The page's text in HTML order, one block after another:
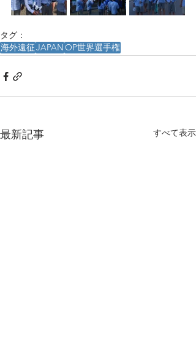
タグ：
海外遠征JAPANOP世界選手権
最新記事 すべて表示